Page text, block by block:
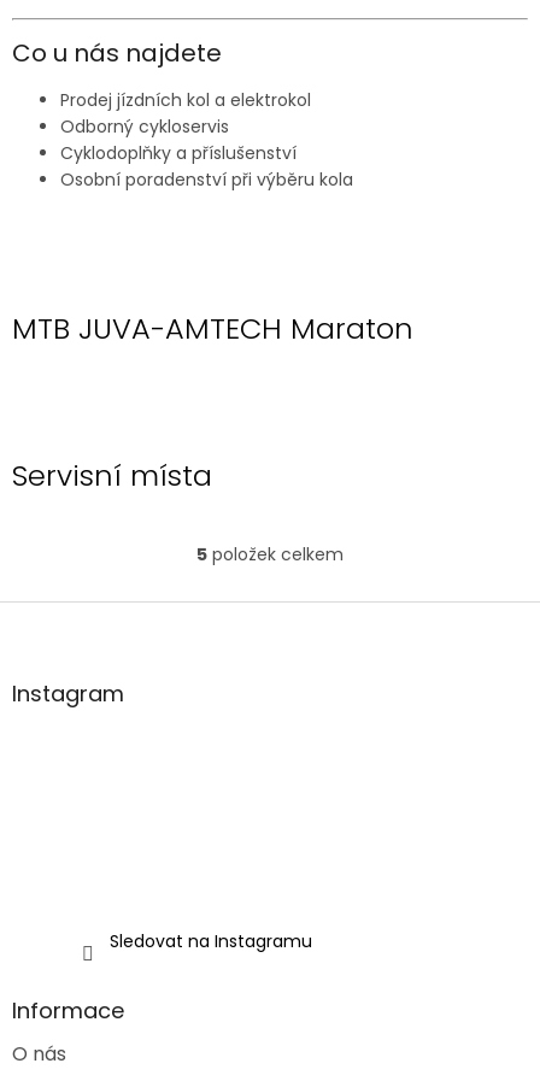
Co u nás najdete
Prodej jízdních kol a elektrokol
Odborný cykloservis
Cyklodoplňky a příslušenství
Osobní poradenství při výběru kola
MTB JUVA-AMTECH Maraton
Servisní místa
O
l
i
s
5 položek celkem
Z
aInstagram
Sledovat na Instagramu
Informace
O nás